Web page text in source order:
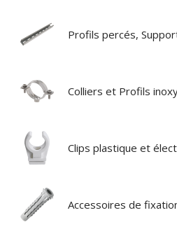
Profils percés,
Colliers et Profils
Clips plastique et
Accessoires de